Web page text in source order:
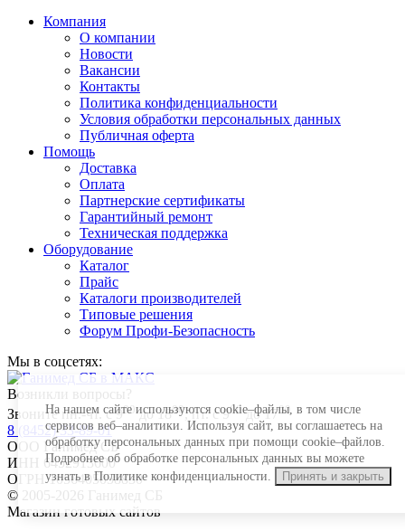
На нашем сайте используются cookie–файлы, в том числе
сервисов веб–аналитики. Используя сайт, вы соглашаетесь на
обработку персональных данных при помощи cookie–файлов.
Подробнее об обработке персональных данных вы можете
узнать в Политике конфиденциальности.
Принять и закрыть
Компания
О компании
Новости
Вакансии
Контакты
Политика конфиденциальности
Условия обработки персональных данных
Публичная оферта
Помощь
Доставка
Оплата
Партнерские сертификаты
Гарантийный ремонт
Техническая поддержка
Оборудование
Каталог
Прайс
Каталоги производителей
Типовые решения
Форум Профи-Безопасность
Мы в соцсетях:
Возникли вопросы?
Звоните пн.-чт. с 900до 1800, пт. с 900до 1700
8 (8452) 33-89-01
ООО Ганимед СБ
ИНН 6452913600
ОГРН 1056405058830
© 2005-2026 Ганимед СБ
Магазин готовых сайтов